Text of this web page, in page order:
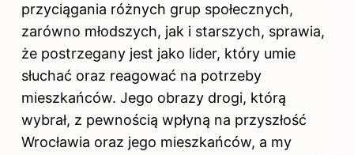
przyciągania różnych grup społecznych,
zarówno młodszych, jak i starszych, sprawia,
że postrzegany jest jako lider, który umie
słuchać oraz reagować na potrzeby
mieszkańców. Jego obrazy drogi, którą
wybrał, z pewnością wpłyną na przyszłość
Wrocławia oraz jego mieszkańców, a my